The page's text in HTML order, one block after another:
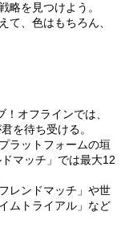
略を見つけよう。
て、色はもちろん、
オフラインでは、
を待ち受ける。
ラットフォームの垣
マッチ」では最大12
レンドマッチ」や世
ムトライアル」など